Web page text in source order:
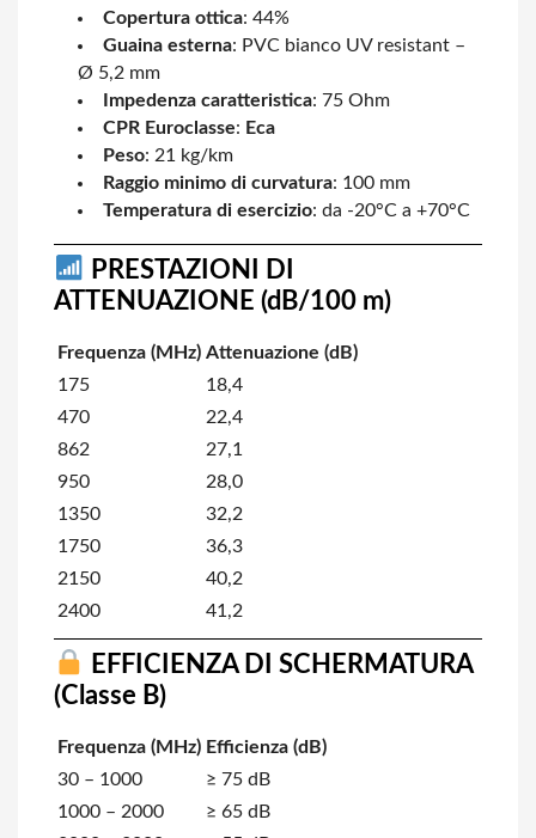
Copertura ottica: 44%
Guaina esterna: PVC bianco UV resistant –
Ø 5,2 mm
Impedenza caratteristica: 75 Ohm
CPR Euroclasse: Eca
Peso: 21 kg/km
Raggio minimo di curvatura: 100 mm
Temperatura di esercizio: da -20°C a +70°C
PRESTAZIONI DI
ATTENUAZIONE (dB/100 m)
Frequenza (MHz) Attenuazione (dB)
175
18,4
470
22,4
862
27,1
950
28,0
1350
32,2
1750
36,3
2150
40,2
2400
41,2
EFFICIENZA DI SCHERMATURA
(Classe B)
Frequenza (MHz) Efficienza (dB)
30 – 1000
≥ 75 dB
1000 – 2000
≥ 65 dB